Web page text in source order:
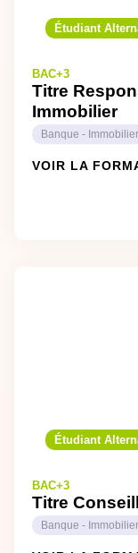
Étudiant
BAC+3
Titre
Immobilier
Banque - Immobilier
VOIR LA
Étudiant
BAC+3
Titre
Banque - Immobilier